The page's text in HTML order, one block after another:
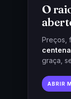
O
Preços,
graça,
ABRIR